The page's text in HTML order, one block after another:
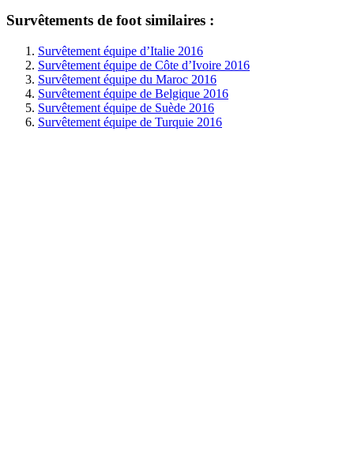
Survêtements de foot similaires :
Survêtement équipe d’Italie 2016
Survêtement équipe de Côte d’Ivoire 2016
Survêtement équipe du Maroc 2016
Survêtement équipe de Belgique 2016
Survêtement équipe de Suède 2016
Survêtement équipe de Turquie 2016